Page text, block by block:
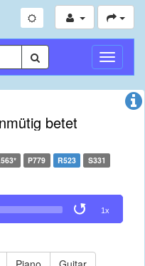
Toggle
betet
P779 R523
S331
1x